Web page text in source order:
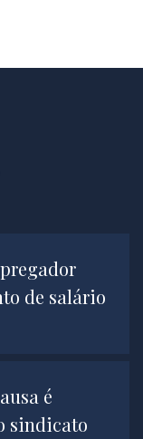
de salário
é
sindicato